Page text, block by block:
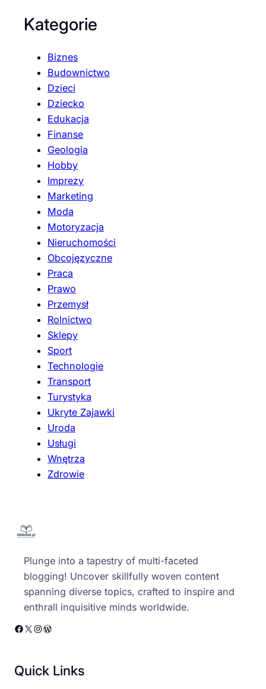
Kategorie
Biznes
Budownictwo
Dzieci
Dziecko
Edukacja
Finanse
Geologia
Hobby
Imprezy
Marketing
Moda
Motoryzacja
Nieruchomości
Obcojęzyczne
Praca
Prawo
Przemysł
Rolnictwo
Sklepy
Sport
Technologie
Transport
Turystyka
Ukryte Zajawki
Uroda
Usługi
Wnętrza
Zdrowie
Plunge into a tapestry of multi-faceted
blogging! Uncover skillfully woven content
spanning diverse topics, crafted to inspire and
enthrall inquisitive minds worldwide.
Facebook X Instagram WordPress
Quick Links